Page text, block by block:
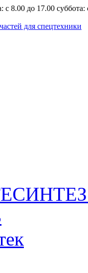
8.00 до 17.00 суббота:
для спецтехники